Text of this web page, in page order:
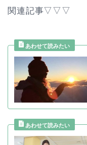
関連記事▽▽▽